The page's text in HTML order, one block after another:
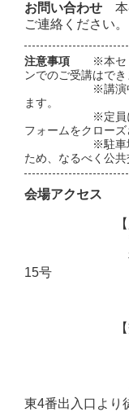
お問い合わせ 本
ご連絡ください。
注意事項 ※本セミ
ンでのご受講はで
※講演中の入
ます。
※定員に達し
フォームをクローズ
※駐車場はご
ため、なるべく公共
会場アクセス
〒
福岡県福
15号
【交通の
※詳
●JR博多駅
東4番出入口より